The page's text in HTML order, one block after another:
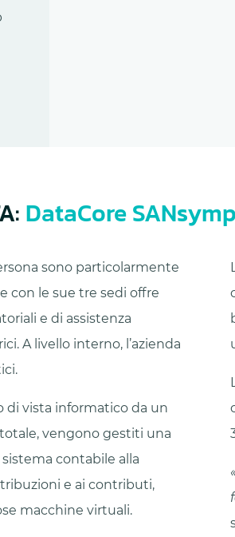
DataCore
sono particolarmente
con le sue tre sedi offre
e di assistenza
A livello interno, l’azienda
vista informatico da un
vengono gestiti una
contabile alla
e ai contributi,
macchine virtuali.